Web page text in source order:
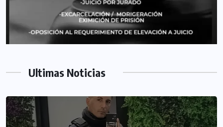
Ultimas Noticias